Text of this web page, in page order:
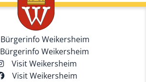
Bürgerinfo Weikersheim
Bürgerinfo Weikersheim
Visit Weikersheim
Visit Weikersheim